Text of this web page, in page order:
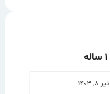
تیر ۸, ۱۴۰۳